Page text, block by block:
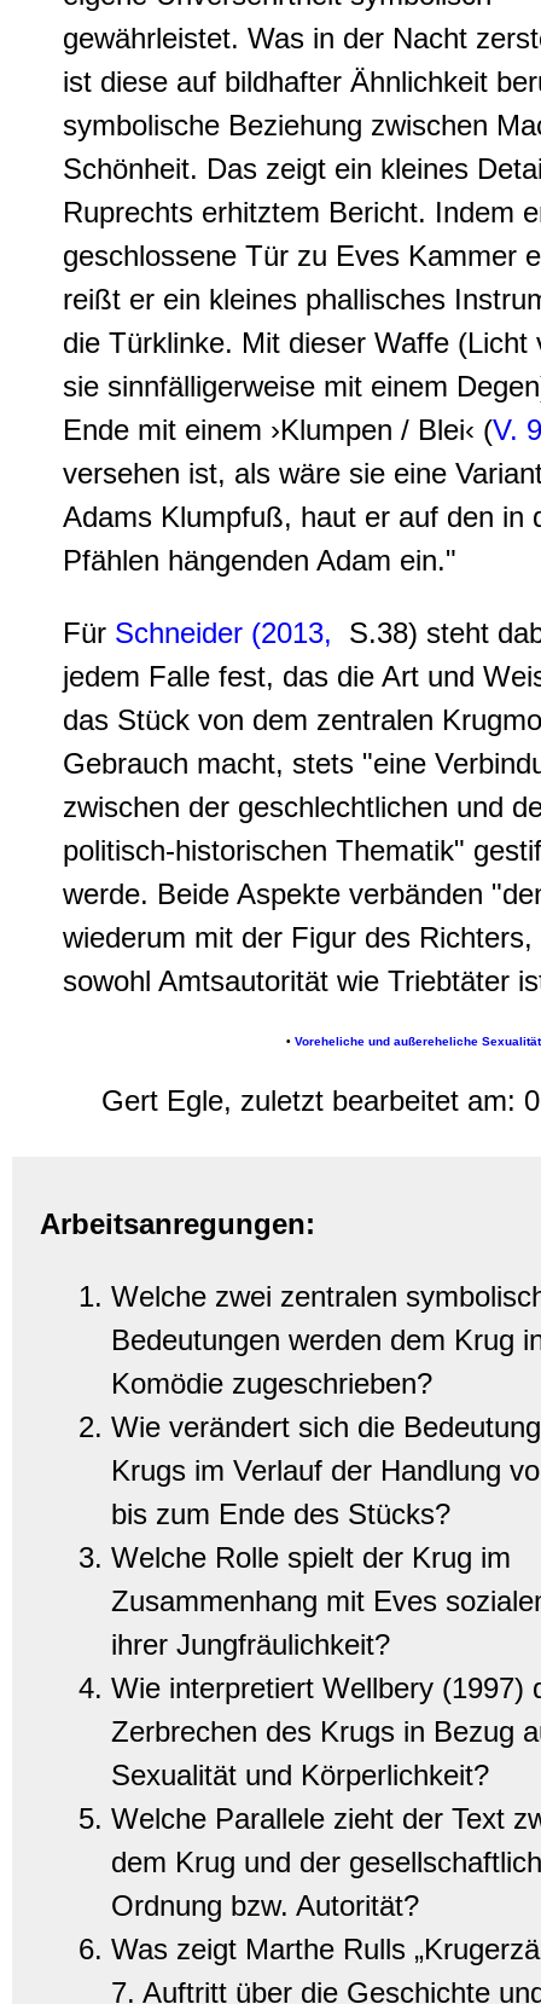
gewährleistet. Was in der Nacht
ist diese auf bildhafter Ähnlichkeit
symbolische Beziehung zwischen
Schönheit. Das zeigt ein kleines
Ruprechts erhitztem Bericht. Indem
geschlossene Tür zu Eves Kammer
reißt er ein kleines phallisches
die Türklinke. Mit dieser Waffe (Licht
sie sinnfälligerweise mit einem
Ende mit einem ›Klumpen / Blei‹ (V.
versehen ist, als wäre sie eine
Adams Klumpfuß, haut er auf den in
Pfählen hängenden Adam ein."
Für Schneider (2013, S.38) steht
jedem Falle fest, das die Art und
das Stück von dem zentralen
Gebrauch macht, stets "eine
zwischen der geschlechtlichen und
politisch-historischen Thematik"
werde. Beide Aspekte verbänden
wiederum mit der Figur des Richters,
sowohl Amtsautorität wie Triebtäter
• Voreheliche und außereheliche
Gert Egle, zuletzt bearbeitet am:
Arbeitsanregungen:
Welche zwei zentralen
Bedeutungen werden dem Krug
Komödie zugeschrieben?
Wie verändert sich die
Krugs im Verlauf der Handlung
bis zum Ende des Stücks?
Welche Rolle spielt der Krug im
Zusammenhang mit Eves
ihrer Jungfräulichkeit?
Wie interpretiert Wellbery (1997)
Zerbrechen des Krugs in Bezug
Sexualität und Körperlichkeit?
Welche Parallele zieht der Text
dem Krug und der
Ordnung bzw. Autorität?
Was zeigt Marthe Rulls
7. Auftritt über die Geschichte